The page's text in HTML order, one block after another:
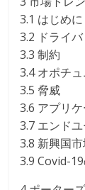
3.1 はじめに
3.2 ドライバ
3.3 制約
3.4 オポチ
3.5 脅威
3.6 アプリ
3.7 エンド
3.8 新興国
3.9 Covid-